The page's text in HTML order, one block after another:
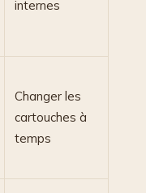
internes
Changer les
cartouches à
temps